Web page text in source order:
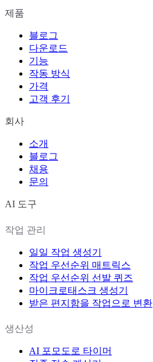
제품
블로그
다운로드
기능
작동 방식
가격
고객 후기
회사
소개
블로그
채용
문의
AI 도구
작업 관리
일일 작업 생성기
작업 우선순위 매트릭스
작업 우선순위 선발 퀴즈
마이크로태스크 생성기
받은 편지함을 작업으로 변환
생산성
AI 포모도로 타이머